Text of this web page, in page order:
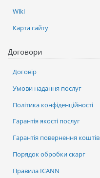
Wiki
Карта сайту
Договори
Договір
Умови надання послуг
Політика конфіденційності
Гарантія якості послуг
Гарантія повернення коштів
Порядок обробки скарг
Правила ICANN